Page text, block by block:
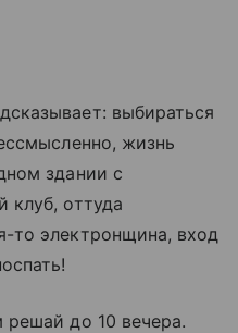
выбираться
жизнь
здании с
клуб, оттуда
то электронщина, вход
до 10 вечера.